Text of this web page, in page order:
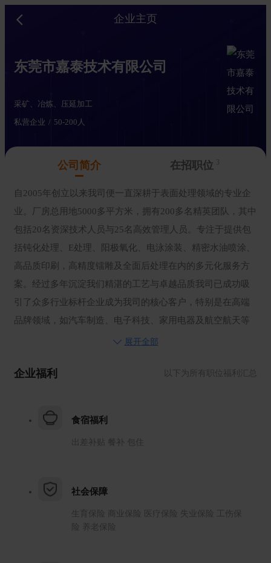
企业主页
东莞市嘉泰技术有限公司
采矿、冶炼、压延加工
私营企业
50-200人
公司简介 在招职位
自2005年创立以来我司便一直深耕于表面处理领域的专业企
业。厂房总用地5000多平方米，拥有200多名精英团队，其中
包括20名资深技术人员与25名高效管理人员。专注于提供包
括钝化处理、E处理、阳极氧化、电泳涂装、精密水油喷涂、
高品质印刷，高精度镭雕及全面后处理在内的多元化服务方
案。经过多年沉淀我们精湛的工艺与卓越品质我司已成功吸
引了众多行业标杆企业成为我司的核心客户，特别是在高端
品牌领域，如汽车制造、电子科技、家用电器及航空航天等
使我们能够量身定制出更具市场竞争力的表面处理策略，更
端品牌企业，通过与客户的深度协作与定制化服务，确保每
精进技术实力沉淀，拓宽知识边界，引领表面处理行业的创
沿阵地，成为行业的领导者。
展开全部
企业福利 以下为所有职位福利汇总
食宿福利
出差补贴 餐补 包住
社会保障
生育保险 商业保险 医疗保险 失业保险 工伤保
险 养老保险